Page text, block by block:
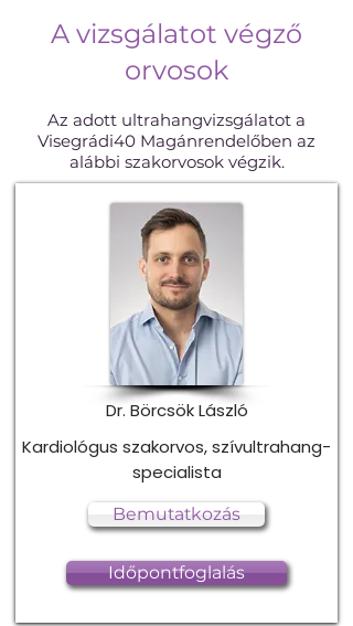
A vizsgálatot végző
orvosok
Az adott ultrahangvizsgálatot a
Visegrádi40 Magánrendelőben az
alábbi szakorvosok végzik.
Dr. Börcsök László
Kardiológus szakorvos, szívultrahang-
specialista
Bemutatkozás
Időpontfoglalás